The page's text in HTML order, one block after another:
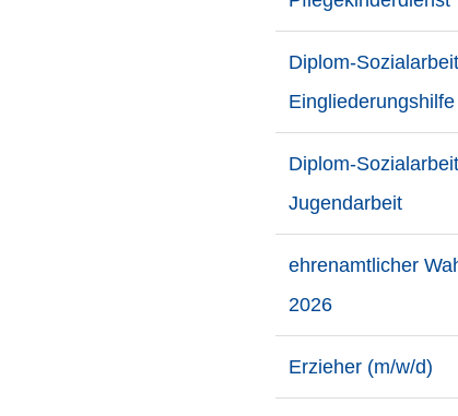
Diplom-
Eingliederungshilfe
Diplom-
Jugendarbeit
ehrenamtlicher
2026
Erzieher (m/w/d)